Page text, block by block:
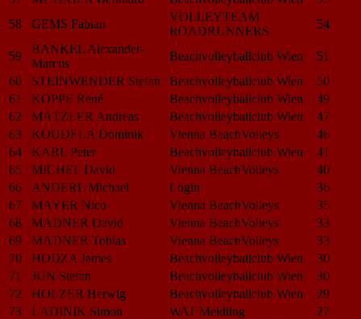
58
GEMS Fabian
VOLLEYTEAM
ROADRUNNERS
54
59
BANKEL Alexander-
Marcus
Beachvolleyballclub Wien
51
60
STEINWENDER Stefan Beachvolleyballclub Wien
50
61
KÖPPE René Beachvolleyballclub Wien
49
62
MÄTZLER Andreas Beachvolleyballclub Wien
47
63
KOUDELA Dominik Vienna BeachVolleys
46
64
KARL Peter Beachvolleyballclub Wien
41
65
MICHEL David Vienna BeachVolleys
40
66
ANDERL Michael Login
36
67
MAYER Nico Vienna BeachVolleys
35
68
MADNER David Vienna BeachVolleys
33
69
MADNER Tobias Vienna BeachVolleys
33
70
HODZA James Beachvolleyballclub Wien
30
71
JUN Stefan Beachvolleyballclub Wien
30
72
HOLZER Herwig Beachvolleyballclub Wien
29
73
LADINIK Simon WAT Meidling
27